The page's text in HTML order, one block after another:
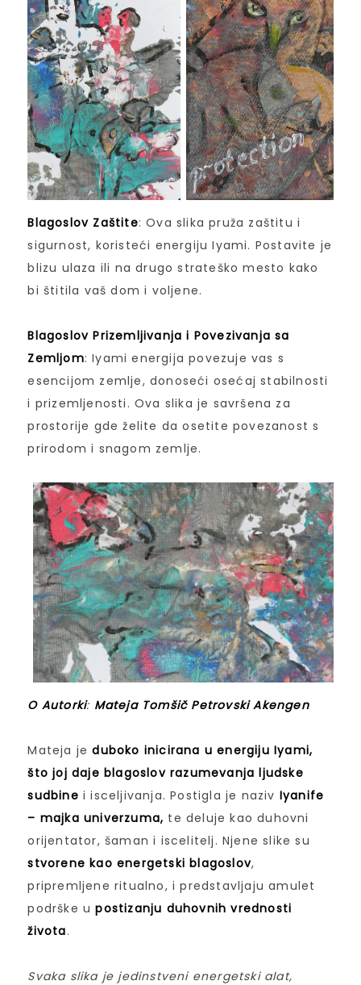
Blagoslov Zaštite: Ova slika pruža zaštitu i
sigurnost, koristeći energiju Iyami. Postavite je
blizu ulaza ili na drugo strateško mesto kako
bi štitila vaš dom i voljene.
Blagoslov Prizemljivanja i Povezivanja sa
Zemljom: Iyami energija povezuje vas s
esencijom zemlje, donoseći osećaj stabilnosti
i prizemljenosti. Ova slika je savršena za
prostorije gde želite da osetite povezanost s
prirodom i snagom zemlje.
O Autorki: Mateja Tomšič Petrovski Akengen
Mateja jeduboko inicirana u energiju Iyami,
što joj daje blagoslov razumevanja ljudske
sudbine i isceljivanja. Postigla je naziv Iyanife
– majka univerzuma, te deluje kao duhovni
orijentator, šaman i iscelitelj. Njene slike su
stvorene kao energetski blagoslov,
pripremljene ritualno, i predstavljaju amulet
podrške upostizanju duhovnih vrednosti
života.
Svaka slika je jedinstveni energetski alat,